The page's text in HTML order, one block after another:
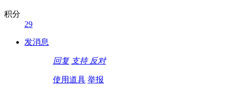
积分
29
发消息
回复 支持 反对
使用道具 举报